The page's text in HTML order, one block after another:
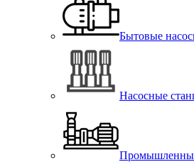
Бытовые
Насосные